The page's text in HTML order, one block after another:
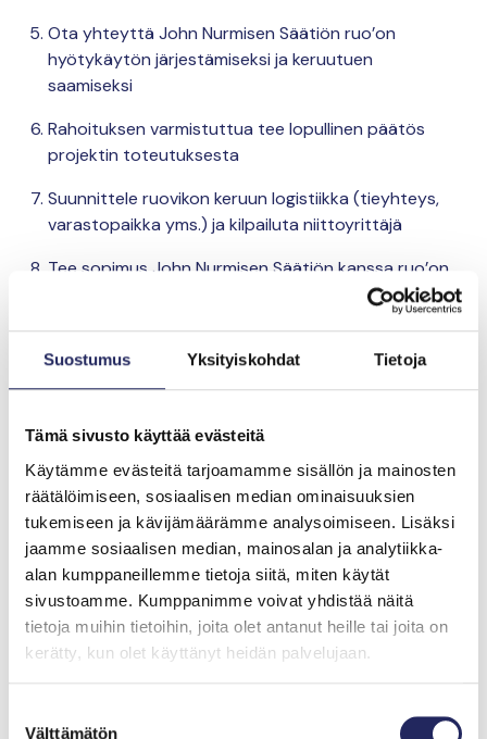
Suostumus Yksityiskohdat Tietoja
Tämä sivusto käyttää evästeitä
Käytämme evästeitä tarjoamamme sisällön ja mainosten
räätälöimiseen, sosiaalisen median ominaisuuksien
tukemiseen ja kävijämäärämme analysoimiseen. Lisäksi
jaamme sosiaalisen median, mainosalan ja analytiikka-
alan kumppaneillemme tietoja siitä, miten käytät
sivustoamme. Kumppanimme voivat yhdistää näitä
tietoja muihin tietoihin, joita olet antanut heille tai joita on
kerätty, kun olet käyttänyt heidän palvelujaan.
Välttämätön
Ota yhteyttä John Nurmisen Säätiön ruo’on
hyötykäytön järjestämiseksi ja keruutuen
saamiseksi
Rahoituksen varmistuttua tee lopullinen päätös
projektin toteutuksesta
Suunnittele ruovikon keruun logistiikka (tieyhteys,
varastopaikka yms.) ja kilpailuta niittoyrittäjä
Tee sopimus John Nurmisen Säätiön kanssa ruo’on
Toteuta ruovikon niitto ja kuljeta ruoko sovitulle
välivarastolle tien varteen
maksamista varten
Jos suunnittelet niittoa, tutustu myös kestävään
niittoon toteutuksen pelisääntöihin
Asiantuntijoiden vinkkeihin sekä osakaskuntien
kokemuksiin niittoprojektin toteutuksesta voi tutustua
Rantaruovikot -hyötykäyttöön webinaarimme
tallenteesta.